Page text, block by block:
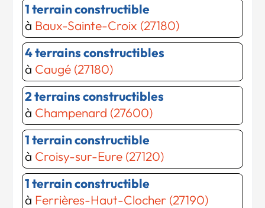
Chargement...
Chargement...
1 terrain constructible
à Baux-Sainte-Croix (27180)
4 terrains constructibles
à Caugé (27180)
2 terrains constructibles
à Champenard (27600)
1 terrain constructible
à Croisy-sur-Eure (27120)
1 terrain constructible
à Ferrières-Haut-Clocher (27190)